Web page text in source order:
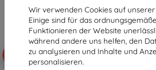
Wir verwenden Cookies auf unserer
Einige sind für das ordnungsgemäße
Funktionieren der Website
während andere uns helfen, den
zu analysieren und Inhalte und
personalisieren.